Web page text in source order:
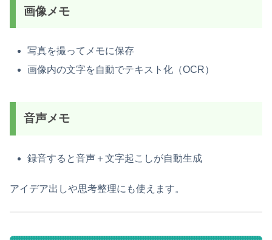
画像メモ
写真を撮ってメモに保存
画像内の文字を自動でテキスト化（OCR）
音声メモ
録音すると音声＋文字起こしが自動生成
アイデア出しや思考整理にも使えます。